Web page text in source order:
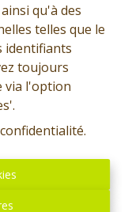
qu'à des
telles que le
identifiants
toujours
via l'option
.
m²
Offre à partir de
et à charge de
rapidement,